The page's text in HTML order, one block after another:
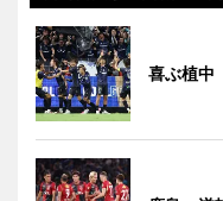
喜ぶ植